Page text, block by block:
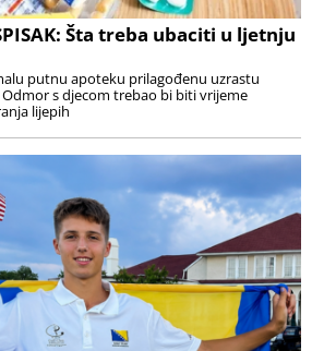
Šta treba ubaciti u ljetnju
putnu apoteku prilagođenu uzrastu
s djecom trebao bi biti vrijeme
lijepih